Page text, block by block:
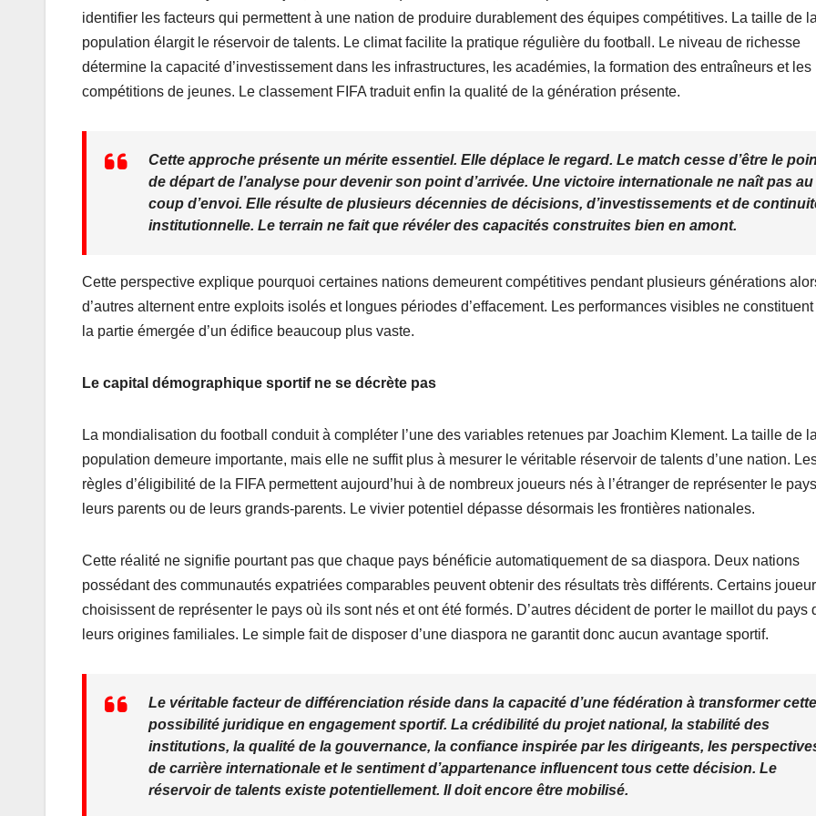
identifier les facteurs qui permettent à une nation de produire durablement des équipes compétitives. La taille de la
population élargit le réservoir de talents. Le climat facilite la pratique régulière du football. Le niveau de richesse
détermine la capacité d’investissement dans les infrastructures, les académies, la formation des entraîneurs et les
compétitions de jeunes. Le classement FIFA traduit enfin la qualité de la génération présente.
Cette approche présente un mérite essentiel. Elle déplace le regard. Le match cesse d’être le
de départ de l’analyse pour devenir son point d’arrivée. Une victoire internationale ne naît pas au
coup d’envoi. Elle résulte de plusieurs décennies de décisions, d’investissements et de
institutionnelle. Le terrain ne fait que révéler des capacités construites bien en amont.
Cette perspective explique pourquoi certaines nations demeurent compétitives pendant plusieurs générations
d’autres alternent entre exploits isolés et longues périodes d’effacement. Les performances visibles ne
la partie émergée d’un édifice beaucoup plus vaste.
Le capital démographique sportif ne se décrète pas
La mondialisation du football conduit à compléter l’une des variables retenues par Joachim Klement. La taille de la
population demeure importante, mais elle ne suffit plus à mesurer le véritable réservoir de talents d’une nation.
règles d’éligibilité de la FIFA permettent aujourd’hui à de nombreux joueurs nés à l’étranger de représenter le
leurs parents ou de leurs grands-parents. Le vivier potentiel dépasse désormais les frontières nationales.
Cette réalité ne signifie pourtant pas que chaque pays bénéficie automatiquement de sa diaspora. Deux nations
possédant des communautés expatriées comparables peuvent obtenir des résultats très différents. Certains
choisissent de représenter le pays où ils sont nés et ont été formés. D’autres décident de porter le maillot du pays
leurs origines familiales. Le simple fait de disposer d’une diaspora ne garantit donc aucun avantage sportif.
Le véritable facteur de différenciation réside dans la capacité d’une fédération à transformer cette
possibilité juridique en engagement sportif. La crédibilité du projet national, la stabilité des
institutions, la qualité de la gouvernance, la confiance inspirée par les dirigeants, les
de carrière internationale et le sentiment d’appartenance influencent tous cette décision. Le
réservoir de talents existe potentiellement. Il doit encore être mobilisé.